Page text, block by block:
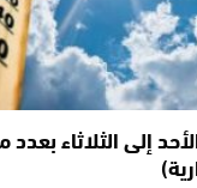
إلى الثلاثاء